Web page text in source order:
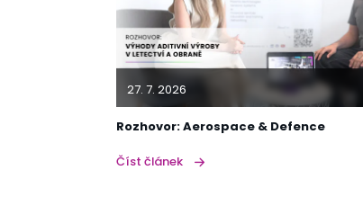
27. 7. 2026
Rozhovor: Aerospace & Defence
Číst článek